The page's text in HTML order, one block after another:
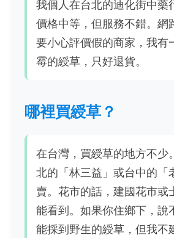
我個人在台北的迪化街中藥
價格中等，但服務不錯。網
要小心評價假的商家，我有
霉的綬草，只好退貨。
哪裡買綬草？
在台灣，買綬草的地方不少
北的「林三益」或台中的「
賣。花市的話，建國花市或
能看到。如果你住鄉下，說
能採到野生的綬草，但我不